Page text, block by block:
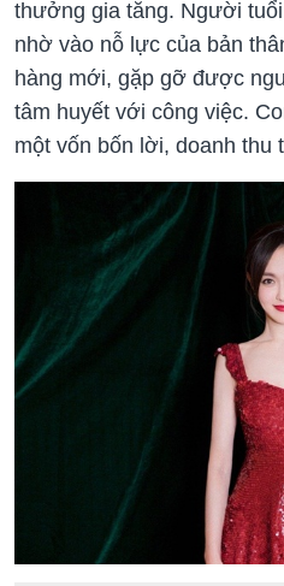
thưởng gia tăng. Người
nhờ vào nỗ lực của bản
hàng mới, gặp gỡ được
tâm huyết với công việc.
một vốn bốn lời, doanh thu